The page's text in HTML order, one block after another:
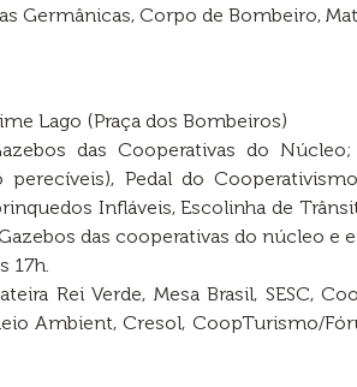
Germânicas, Corpo de Bombeiro,
Lago (Praça dos Bombeiros)
das Cooperativas do
perecíveis), Pedal do
Infláveis, Escolinha de
das cooperativas do núcleo e
17h.
Rei Verde, Mesa Brasil, SESC,
Ambient, Cresol, CoopTurismo/